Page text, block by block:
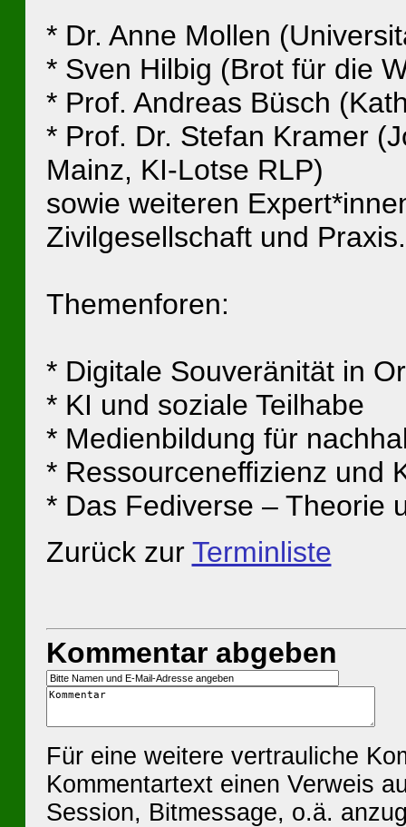
* Dr. Anne Mollen
* Sven Hilbig (Brot für die
* Prof. Andreas Büsch
* Prof. Dr. Stefan Kramer
Mainz, KI-Lotse RLP)
sowie weiteren
Zivilgesellschaft und Praxis.
Themenforen:
* Digitale Souveränität in
* KI und soziale Teilhabe
* Medienbildung für
* Ressourceneffizienz und
* Das Fediverse – Theorie
Zurück zur Terminliste
Kommentar abgeben
Für eine weitere vertrauliche
Kommentartext einen Verweis
Session, Bitmessage, o.ä.